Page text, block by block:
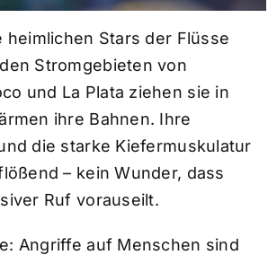
heimlichen Stars der Flüsse
Stromgebieten von
und La Plata ziehen sie in
ihre Bahnen. Ihre
die starke Kiefermuskulatur
– kein Wunder, dass
Ruf vorauseilt.
Angriffe auf Menschen sind